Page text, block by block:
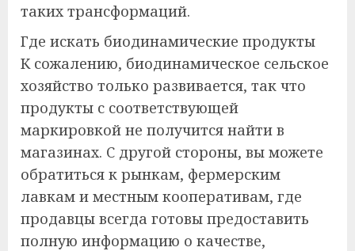
таких трансформаций.
Где искать биодинамические продукты
К сожалению, биодинамическое сельское
хозяйство только развивается, так что
продукты с соответствующей
маркировкой не получится найти в
магазинах. С другой стороны, вы можете
обратиться к рынкам, фермерским
лавкам и местным кооперативам, где
продавцы всегда готовы предоставить
полную информацию о качестве,